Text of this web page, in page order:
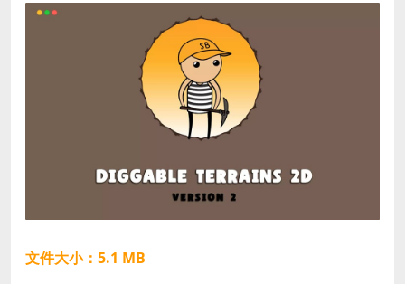
文件大小：5.1 MB